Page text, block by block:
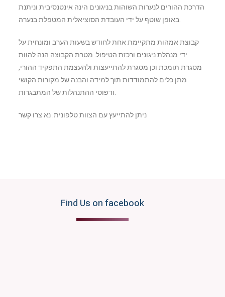
הדרכת ההורים לנערות השוהות בניגונים הינה אינטנסיבית וניתנת
קבוצת אמהות מתקיימת אחת לחודש בשעות הערב ומונחית על
ידי מנהלת ניגונים ורכזת הטיפול. מטרת הקבוצה הנה להוות
מסגרת תומכת וכן מסגרת להתייעצות ולהעצמת התפקיד ההורי,
מתן כלים להתמודדות תוך למידה והבנה של מקורות הקושי
ניתן להתייעץ עם הצוות טלפונית. נא צרו קשר
Find Us on facebook